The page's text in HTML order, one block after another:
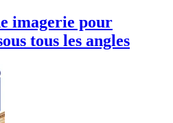
imagerie pour
tous les angles